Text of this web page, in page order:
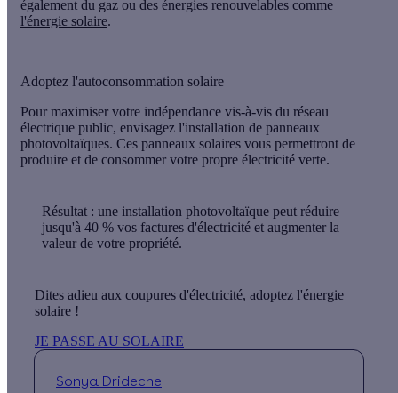
également du gaz ou des énergies renouvelables comme
l'énergie solaire.
Adoptez l'autoconsommation solaire
Pour maximiser votre indépendance vis-à-vis du réseau
électrique public, envisagez l'installation de panneaux
photovoltaïques. Ces panneaux solaires vous permettront de
produire et de consommer votre propre électricité verte.
Résultat : une installation photovoltaïque peut réduire
jusqu'à 40 % vos factures d'électricité et augmenter la
valeur de votre propriété.
Dites adieu aux coupures d'électricité, adoptez l'énergie
solaire !
JE PASSE AU SOLAIRE
Sonya Drideche